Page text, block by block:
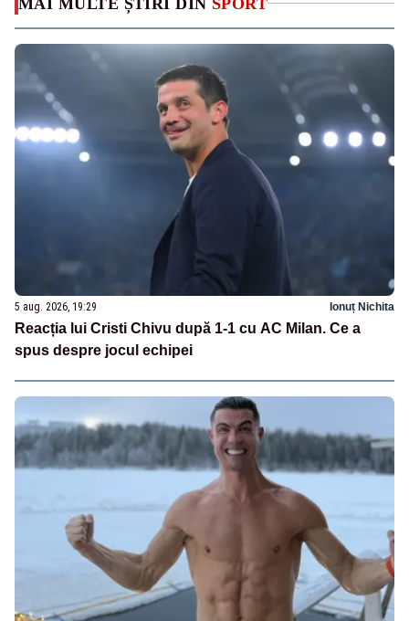
5 aug. 2026, 19:29 Ionuț Nichita
Reacția lui Cristi Chivu după 1-1 cu AC Milan. Ce a
spus despre jocul echipei